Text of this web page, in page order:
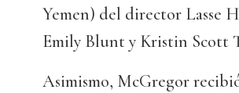
Yemen) del director Lasse
Emily Blunt y Kristin Scott
Asimismo, McGregor